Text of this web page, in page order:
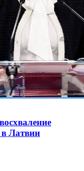
в Латвии